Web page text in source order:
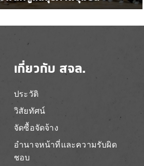
เกี่ยวกับ สจล.
ประวัติ
วิสัยทัศน์
จัดซื้อจัดจ้าง
อำนาจหน้าที่และความรับผิด
ชอบ